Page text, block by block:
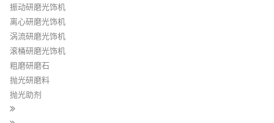
振动研磨光饰机
离心研磨光饰机
涡流研磨光饰机
滚桶研磨光饰机
粗磨研磨石
抛光研磨料
抛光助剂